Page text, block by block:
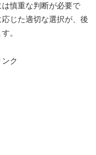
慎重な判断が必要で
じた適切な選択が、後
。
ク